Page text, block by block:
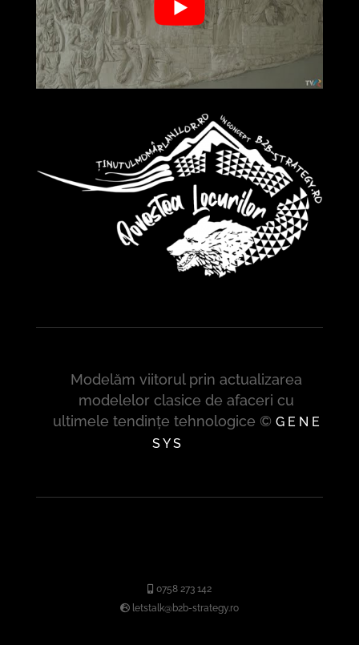
Modelăm viitorul prin actualizarea
modelelor clasice de afaceri cu
ultimele tendințe tehnologice ©G E N E
S Y S
0758 273 142
letstalk@b2b-strategy.ro